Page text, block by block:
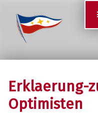
Erklaerung-
Optimisten